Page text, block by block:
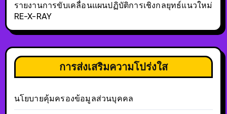
รายงานการขับเคลื่อนแผนปฏิบัติการเชิงกลยุทธ์แนวใหม่
RE-X-RAY
การส่งเสริมความโปร่งใส
นโยบายคุ้มครองข้อมูลส่วนบุคคล